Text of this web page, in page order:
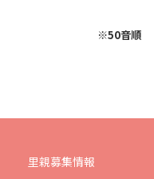
※50音順
里親募集情報